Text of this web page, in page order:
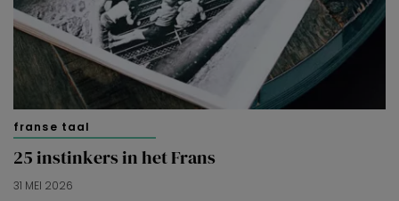
franse taal
25 instinkers in het Frans
31 MEI 2026